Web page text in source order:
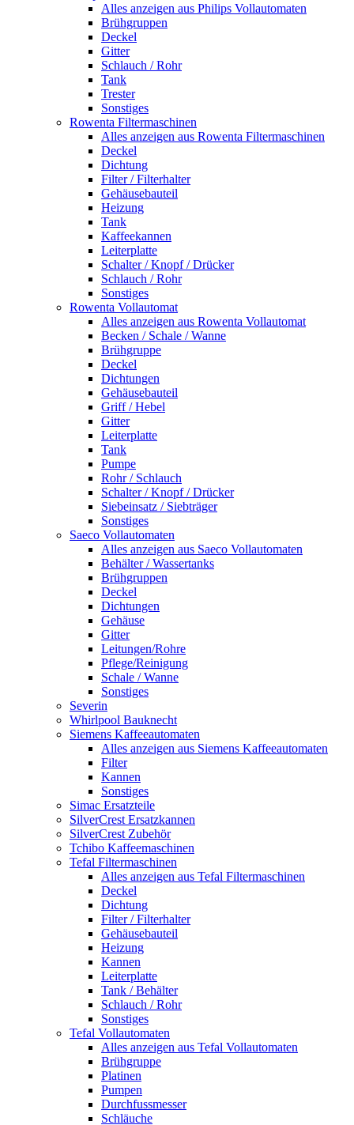
Alles anzeigen aus Philips Vollautomaten
Brühgruppen
Deckel
Gitter
Schlauch / Rohr
Tank
Trester
Sonstiges
Rowenta Filtermaschinen
Alles anzeigen aus Rowenta Filtermaschinen
Deckel
Dichtung
Filter / Filterhalter
Gehäusebauteil
Heizung
Tank
Kaffeekannen
Leiterplatte
Schalter / Knopf / Drücker
Schlauch / Rohr
Sonstiges
Rowenta Vollautomat
Alles anzeigen aus Rowenta Vollautomat
Becken / Schale / Wanne
Brühgruppe
Deckel
Dichtungen
Gehäusebauteil
Griff / Hebel
Gitter
Leiterplatte
Tank
Pumpe
Rohr / Schlauch
Schalter / Knopf / Drücker
Siebeinsatz / Siebträger
Sonstiges
Saeco Vollautomaten
Alles anzeigen aus Saeco Vollautomaten
Behälter / Wassertanks
Brühgruppen
Deckel
Dichtungen
Gehäuse
Gitter
Leitungen/Rohre
Pflege/Reinigung
Schale / Wanne
Sonstiges
Severin
Whirlpool Bauknecht
Siemens Kaffeeautomaten
Alles anzeigen aus Siemens Kaffeeautomaten
Filter
Kannen
Sonstiges
Simac Ersatzteile
SilverCrest Ersatzkannen
SilverCrest Zubehör
Tchibo Kaffeemaschinen
Tefal Filtermaschinen
Alles anzeigen aus Tefal Filtermaschinen
Deckel
Dichtung
Filter / Filterhalter
Gehäusebauteil
Heizung
Kannen
Leiterplatte
Tank / Behälter
Schlauch / Rohr
Sonstiges
Tefal Vollautomaten
Alles anzeigen aus Tefal Vollautomaten
Brühgruppe
Platinen
Pumpen
Durchfussmesser
Schläuche